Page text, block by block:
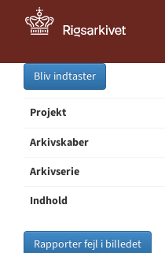
Bliv indtaster
Projekt
Arkivskaber
Arkivserie
Indhold
Rapporter fejl i billedet